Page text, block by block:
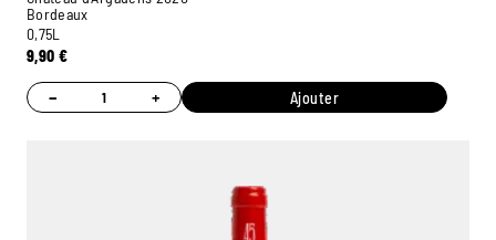
Bordeaux
0,75L
9,90 €
− + Ajouter